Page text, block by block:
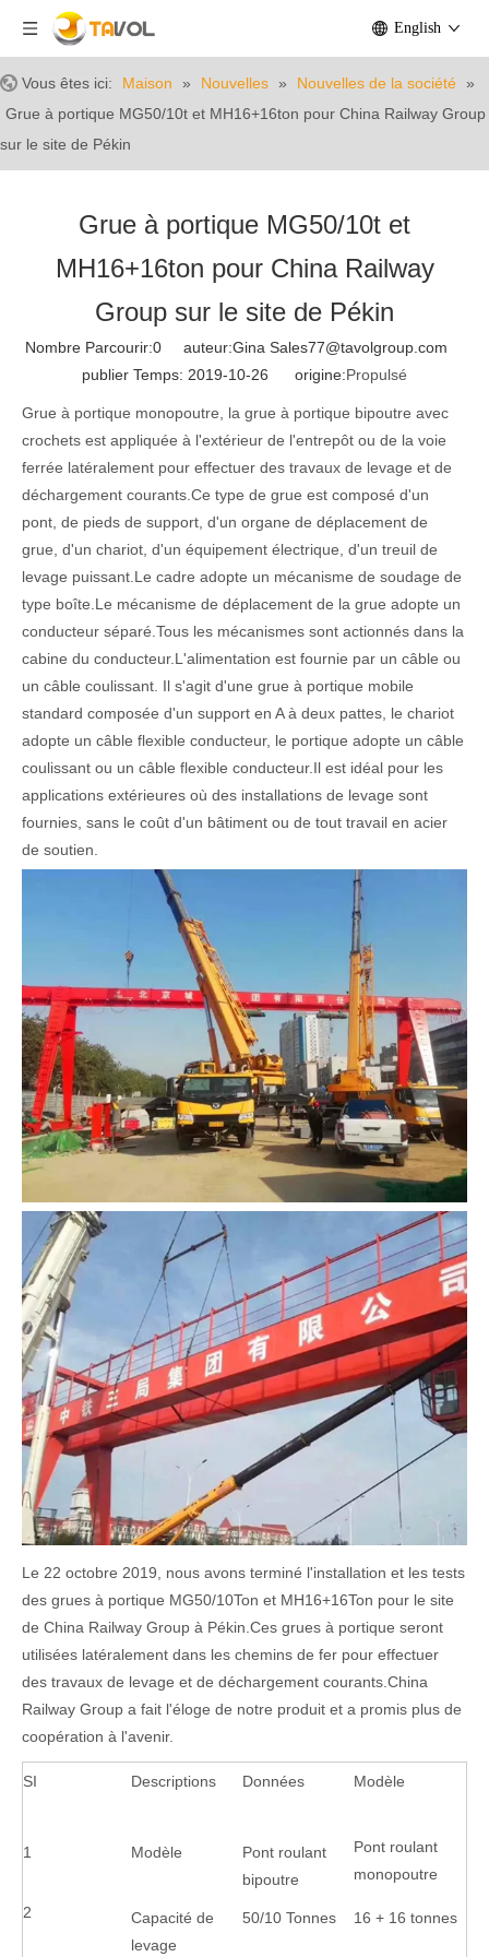
English
Vous êtes ici: Maison » Nouvelles » Nouvelles de la société »
Grue à portique MG50/10t et MH16+16ton pour China Railway Group
sur le site de Pékin
Grue à portique MG50/10t et
MH16+16ton pour China Railway
Group sur le site de Pékin
Nombre Parcourir:0auteur:Gina Sales77@tavolgroup.com
publier Temps: 2019-10-26 origine:Propulsé
Grue à portique monopoutre, la grue à portique bipoutre avec
crochets est appliquée à l'extérieur de l'entrepôt ou de la voie
ferrée latéralement pour effectuer des travaux de levage et de
déchargement courants.Ce type de grue est composé d'un
pont, de pieds de support, d'un organe de déplacement de
grue, d'un chariot, d'un équipement électrique, d'un treuil de
levage puissant.Le cadre adopte un mécanisme de soudage de
type boîte.Le mécanisme de déplacement de la grue adopte un
conducteur séparé.Tous les mécanismes sont actionnés dans la
cabine du conducteur.L'alimentation est fournie par un câble ou
un câble coulissant. Il s'agit d'une grue à portique mobile
standard composée d'un support en A à deux pattes, le chariot
adopte un câble flexible conducteur, le portique adopte un câble
coulissant ou un câble flexible conducteur.Il est idéal pour les
applications extérieures où des installations de levage sont
fournies, sans le coût d'un bâtiment ou de tout travail en acier
de soutien.
Le 22 octobre 2019, nous avons terminé l'installation et les tests
des grues à portique MG50/10Ton et MH16+16Ton pour le site
de China Railway Group à Pékin.Ces grues à portique seront
utilisées latéralement dans les chemins de fer pour effectuer
des travaux de levage et de déchargement courants.China
Railway Group a fait l'éloge de notre produit et a promis plus de
coopération à l'avenir.
SI Descriptions Données Modèle
1 Modèle
Pont roulant
bipoutre
Pont roulant
monopoutre
2
Capacité de
levage
50/10 Tonnes 16 + 16 tonnes